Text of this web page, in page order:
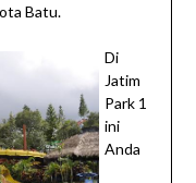
Batu.
Di
Jatim
Park 1
ini
Anda